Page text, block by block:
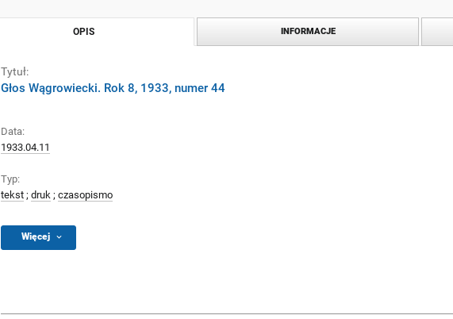
OPIS INFORMACJE
Tytuł:
Głos Wągrowiecki. Rok 8, 1933, numer 44
Data:
1933.04.11
Typ:
tekst ; druk ; czasopismo
Więcej